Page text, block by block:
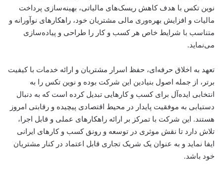
نوین تکس با هدف کاهش ریسک‌های مالیاتی، بهینه‌سازی پرداخت
مالیات و افزایش بهره‌وری مالی مشتریان خود، راهکارهای نوآورانه و
متناسب با شرایط خاص هر کسب و کار را طراحی و پیاده‌سازی
می‌نماید.
تعهد به اخلاق حرفه‌ای، حفظ اسرار مشتریان و ارائه خدمات با کیفیت
برتر، از جمله اصول بنیادین این شرکت بوده و نوین تکس را به
انتخابی ایده‌آل برای کسب و کارهایی تبدیل کرده است که به دنبال
دستیابی به موفقیت پایدار در محیط اقتصادی پیچیده و رقابتی امروز
هستند. این شرکت با تمرکز بر ارائه راهکارهای عملی و قابل اجرا،
تلاش دارد تا نقش موثری در توسعه و رونق کسب و کارهای ایرانی
ایفا نماید و به عنوان یک شریک تجاری قابل اعتماد در کنار مشتریان
خود باشد.